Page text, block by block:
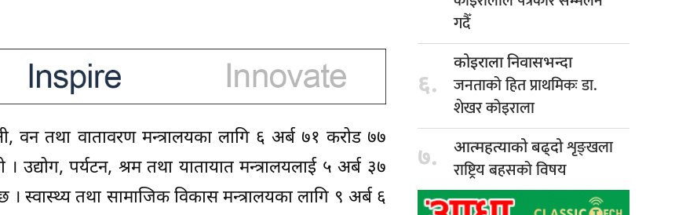
वन तथा वातावरण मन्त्रालयका लागि ६ अर्ब ७१ करोड ७७
पर्यटन, श्रम तथा यातायात मन्त्रालयलाई ५ अर्ब ३७
तथा सामाजिक विकास मन्त्रालयका लागि ९ अर्ब ६
गदैँ
६.
कोइराला निवासभन्दा
जनताको हित प्राथमिकः डा.
शेखर कोइराला
७. आत्महत्याको बढ्दोशृङ्खला
राष्ट्रिय बहसको विषय